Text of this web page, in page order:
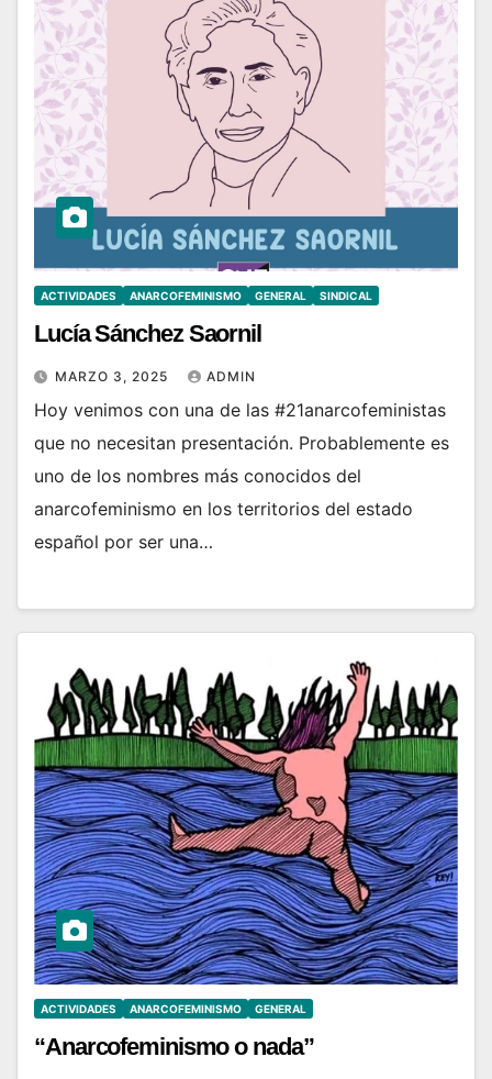
ACTIVIDADES ANARCOFEMINISMO GENERAL SINDICAL
Lucía Sánchez Saornil
MARZO 3, 2025 ADMIN
Hoy venimos con una de las #21anarcofeministas
que no necesitan presentación. Probablemente es
uno de los nombres más conocidos del
anarcofeminismo en los territorios del estado
español por ser una…
ACTIVIDADES ANARCOFEMINISMO GENERAL
“Anarcofeminismo o nada”